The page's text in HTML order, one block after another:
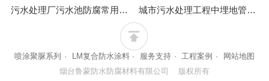
污水处理厂污水池防腐常用材料的LM复合防腐防水涂料 城市污水处理工程中埋地管道防腐可选烟台鲁蒙喷涂聚脲涂料
喷涂聚脲系列 · LM复合防水涂料 · 服务支持 · 工程案例 ·
网站地图
烟台鲁蒙防水防腐材料有限公司 版权所有